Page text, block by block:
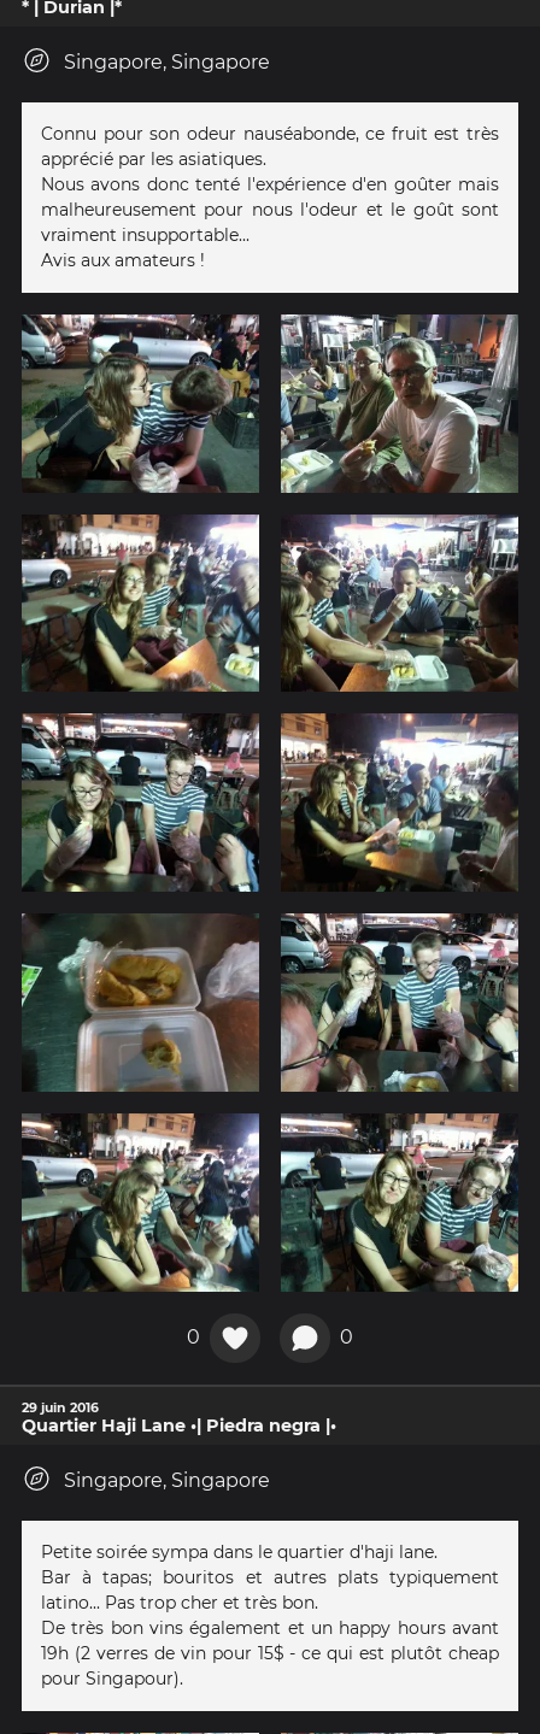
* | Durian |*
Singapore, Singapore
Connu pour son odeur nauséabonde, ce fruit est très
apprécié par les asiatiques.
Nous avons donc tenté l'expérience d'en goûter mais
malheureusement pour nous l'odeur et le goût sont
vraiment insupportable...
Avis aux amateurs !
0 0
29 juin 2016
Quartier Haji Lane •| Piedra negra |•
Singapore, Singapore
Petite soirée sympa dans le quartier d'haji lane.
Bar à tapas; bouritos et autres plats typiquement
latino... Pas trop cher et très bon.
De très bon vins également et un happy hours avant
19h (2 verres de vin pour 15$ - ce qui est plutôt cheap
pour Singapour).